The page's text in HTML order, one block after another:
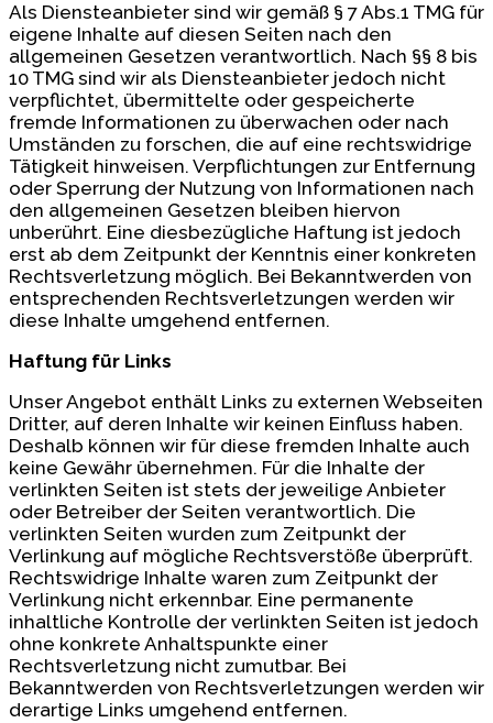
Als Diensteanbieter sind wir gemäß § 7 Abs.1 TMG für
eigene Inhalte auf diesen Seiten nach den
allgemeinen Gesetzen verantwortlich. Nach §§ 8 bis
10 TMG sind wir als Diensteanbieter jedoch nicht
verpflichtet, übermittelte oder gespeicherte
fremde Informationen zu überwachen oder nach
Umständen zu forschen, die auf eine rechtswidrige
Tätigkeit hinweisen. Verpflichtungen zur Entfernung
oder Sperrung der Nutzung von Informationen nach
den allgemeinen Gesetzen bleiben hiervon
unberührt. Eine diesbezügliche Haftung ist jedoch
erst ab dem Zeitpunkt der Kenntnis einer konkreten
Rechtsverletzung möglich. Bei Bekanntwerden von
entsprechenden Rechtsverletzungen werden wir
diese Inhalte umgehend entfernen.
Haftung für Links
Unser Angebot enthält Links zu externen Webseiten
Dritter, auf deren Inhalte wir keinen Einfluss haben.
Deshalb können wir für diese fremden Inhalte auch
keine Gewähr übernehmen. Für die Inhalte der
verlinkten Seiten ist stets der jeweilige Anbieter
oder Betreiber der Seiten verantwortlich. Die
verlinkten Seiten wurden zum Zeitpunkt der
Verlinkung auf mögliche Rechtsverstöße überprüft.
Rechtswidrige Inhalte waren zum Zeitpunkt der
Verlinkung nicht erkennbar. Eine permanente
inhaltliche Kontrolle der verlinkten Seiten ist jedoch
ohne konkrete Anhaltspunkte einer
Rechtsverletzung nicht zumutbar. Bei
Bekanntwerden von Rechtsverletzungen werden wir
derartige Links umgehend entfernen.